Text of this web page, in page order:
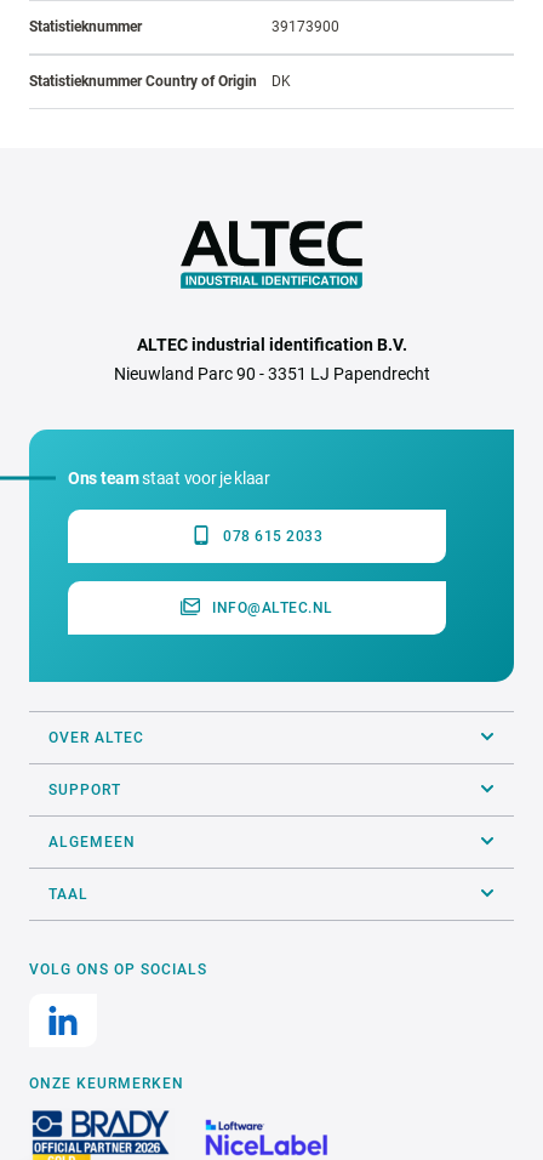
Statistieknummer 39173900
Statistieknummer Country of Origin DK
ALTEC industrial identification B.V.
Nieuwland Parc 90 - 3351 LJ Papendrecht
Ons teamstaat voor je klaar
078 615 2033
INFO@ALTEC.NL
OVER ALTEC
SUPPORT
ALGEMEEN
TAAL
VOLG ONS OP SOCIALS
ONZE KEURMERKEN